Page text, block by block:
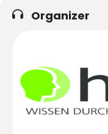
Organizer